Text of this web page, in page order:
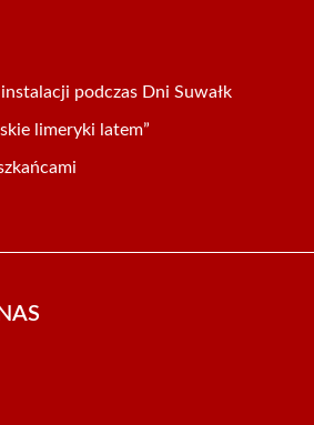
podczas Dni Suwałk
limeryki latem”